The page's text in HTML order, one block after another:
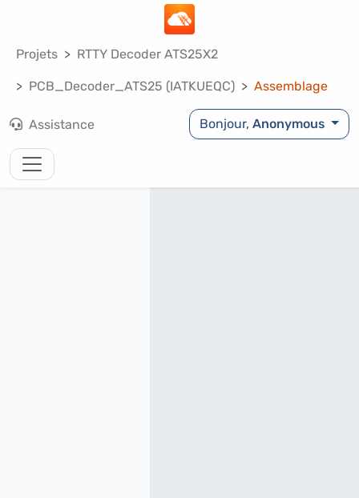
Projets RTTY Decoder ATS25X2
PCB_Decoder_ATS25 (IATKUEQC) Assemblage
Assistance Bonjour,Anonymous